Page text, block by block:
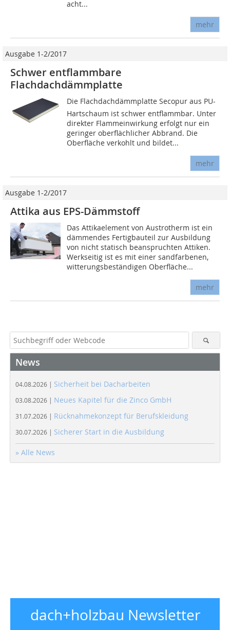
acht...
mehr
Ausgabe 1-2/2017
Schwer entflammbare
Flachdachdämmplatte
Die Flachdachdämmplatte Se­copur aus PU-
Hartschaum ist schwer entflammbar. Unter
direkter Flammeinwirkung erfolgt nur ein
geringer oberflächlicher Abbrand. Die
Oberfläche verkohlt und bildet...
mehr
Ausgabe 1-2/2017
Attika aus EPS-Dämmstoff
Das Attikaelement von Austrotherm ist ein
dämmendes Fertigbauteil zur Ausbildung
von nicht statisch beanspruchten Attiken.
Werkseitig ist es mit einer sandfarbenen,
witterungsbeständigen Oberfläche...
mehr
News
04.08.2026 | Sicherheit bei Dacharbeiten
03.08.2026 | Neues Kapitel für die Zinco GmbH
31.07.2026 | Rücknahmekonzept für Berufskleidung
30.07.2026 | Sicherer Start in die Ausbildung
» Alle News
dach+holzbau Newsletter